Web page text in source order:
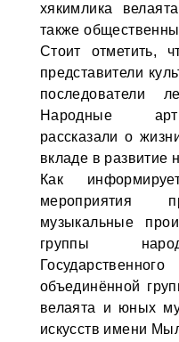
хякимлика
также
Стоит отметить,
представители
последователи
Народные
рассказали о
вкладе в развитие
Как
мероприятия
музыкальные
группы
объединённой
велаята и юных
искусств имени